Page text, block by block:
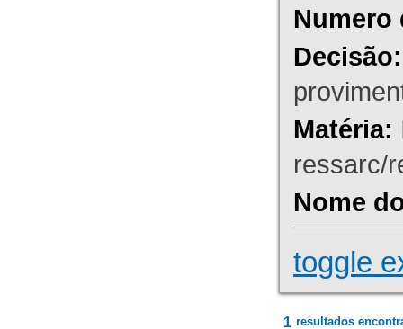
Numero
Decisão:
Matéria:
ressarc/
Nome
toggle
1 resultados